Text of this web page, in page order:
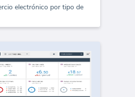
electrónico por tipo de